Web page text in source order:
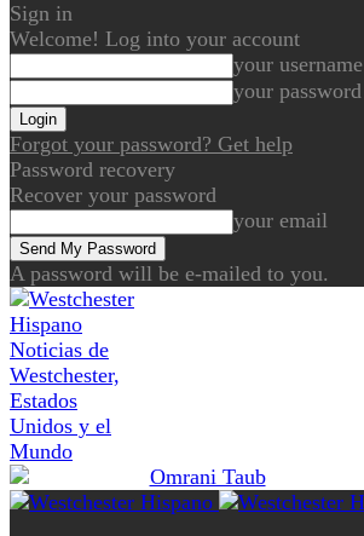
Sign in
Welcome! Log into your account
your username
your password
Forgot your password? Get help
Password recovery
Recover your password
your email
A password will be e-mailed to you.
Noticias de
Westchester,
Estados
Unidos y el
Mundo